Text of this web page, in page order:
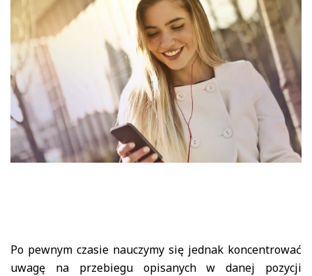
Po pewnym czasie nauczymy się jednak koncentrować
uwagę na przebiegu opisanych w danej pozycji